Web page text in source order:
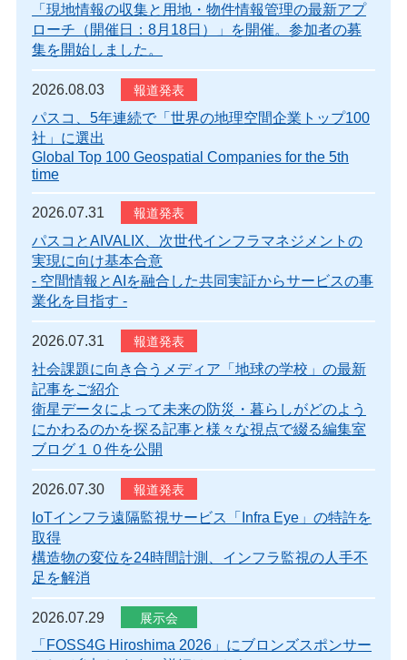
「現地情報の収集と用地・物件情報管理の最新アプ
ローチ（開催日：8月18日）」を開催。参加者の募
集を開始しました。
2026.08.03
パスコ、5年連続で「世界の地理空間企業トップ100
社」に選出
Global Top 100 Geospatial Companies for the 5th
time
2026.07.31
パスコとAIVALIX、次世代インフラマネジメントの
実現に向け基本合意
- 空間情報とAIを融合した共同実証からサービスの事
業化を目指す -
2026.07.31
社会課題に向き合うメディア「地球の学校」の最新
記事をご紹介
衛星データによって未来の防災・暮らしがどのよう
にかわるのかを探る記事と様々な視点で綴る編集室
ブログ１０件を公開
2026.07.30
IoTインフラ遠隔監視サービス「Infra Eye」の特許を
取得
構造物の変位を24時間計測、インフラ監視の人手不
足を解消
2026.07.29
「FOSS4G Hiroshima 2026」にブロンズスポンサー